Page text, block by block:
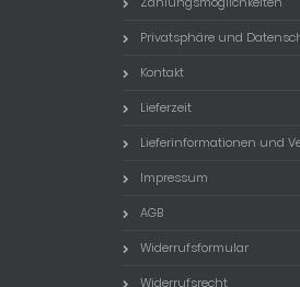
Zahlungsmöglichkeiten
Privatsphäre und
Kontakt
Lieferzeit
Lieferinformationen und
Impressum
AGB
Widerrufsformular